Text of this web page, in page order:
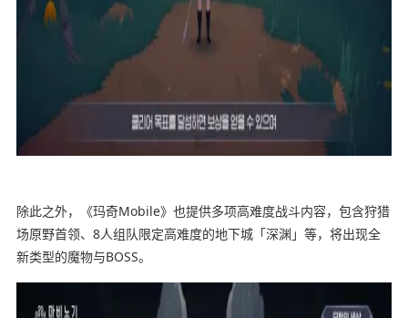
除此之外，《玛奇Mobile》也提供多项高难度战斗内容，包含狩猎
场原野首领、8人组队限定高难度的地下城「深渊」等，将出现全
新类型的魔物与BOSS。